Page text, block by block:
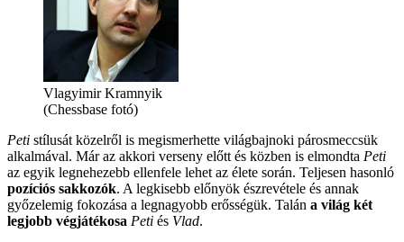
Vlagyimir Kramnyik
(Chessbase fotó)
Peti stílusát közelről is megismerhette világbajnoki párosmeccsük
alkalmával. Már az akkori verseny előtt és közben is elmondta Peti
az egyik legnehezebb ellenfele lehet az élete során. Teljesen hasonló
pozíciós sakkozók. A legkisebb előnyök észrevétele és annak
győzelemig fokozása a legnagyobb erősségük. Talán a világ két
legjobb végjátékosa Peti és Vlad.